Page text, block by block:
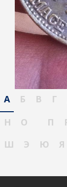
А Б В Г
Н
О П
Ш
Э Ю Я